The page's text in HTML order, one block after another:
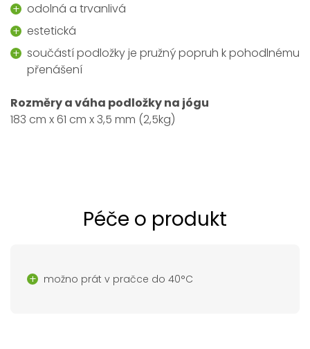
odolná a trvanlivá
estetická
součástí podložky je pružný popruh k pohodlnému
přenášení
Rozměry a váha podložky na jógu
183 cm x 61 cm x 3,5 mm (2,5kg)
Péče o produkt
možno prát v pračce do 40°C